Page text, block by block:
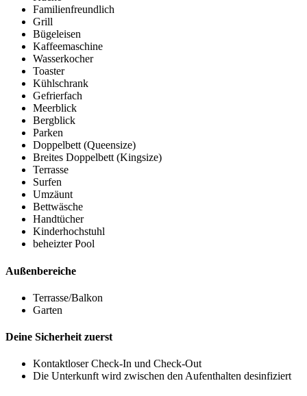
Familienfreundlich
Grill
Bügeleisen
Kaffeemaschine
Wasserkocher
Toaster
Kühlschrank
Gefrierfach
Meerblick
Bergblick
Parken
Doppelbett (Queensize)
Breites Doppelbett (Kingsize)
Terrasse
Surfen
Umzäunt
Bettwäsche
Handtücher
Kinderhochstuhl
beheizter Pool
Außenbereiche
Terrasse/Balkon
Garten
Deine Sicherheit zuerst
Kontaktloser Check-In und Check-Out
Die Unterkunft wird zwischen den Aufenthalten desinfiziert